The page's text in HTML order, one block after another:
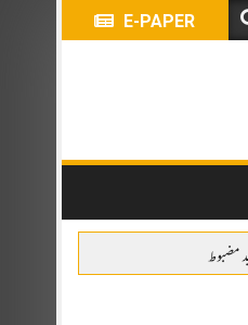
E-PAPER
مضبوط